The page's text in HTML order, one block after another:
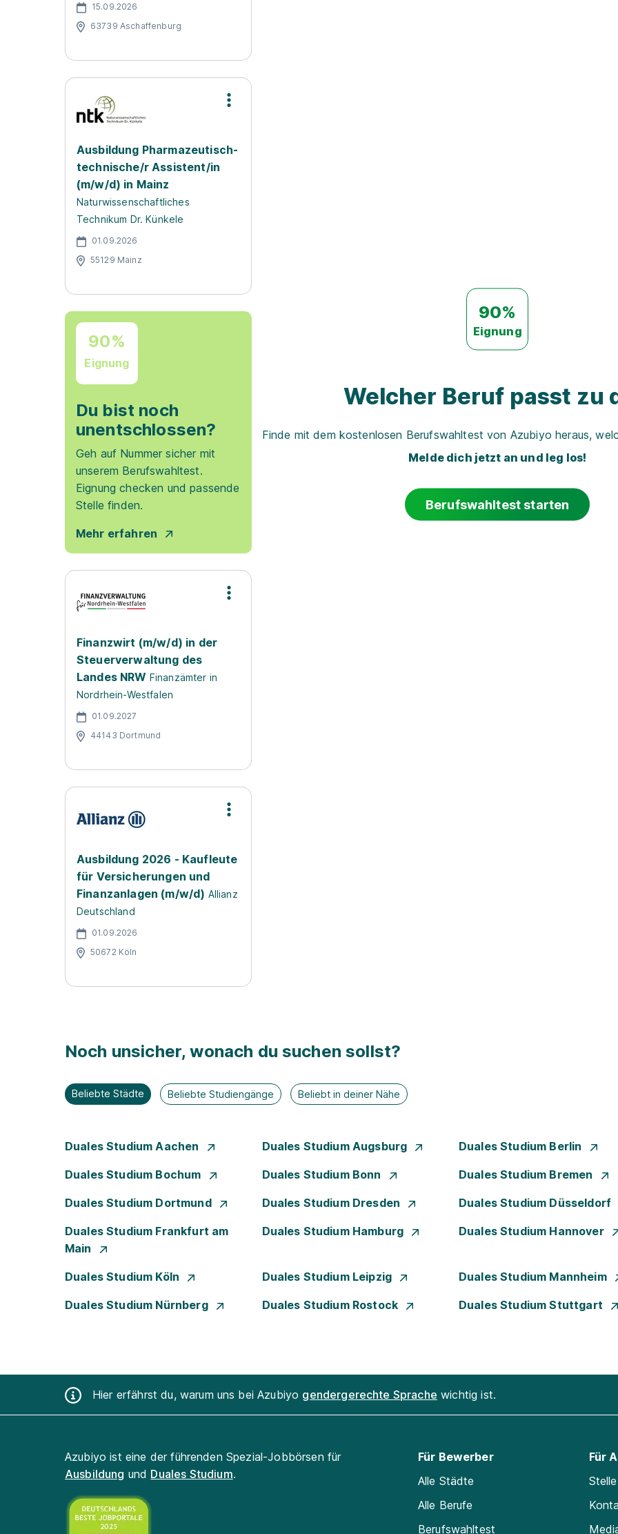
15.09.2026
63739 Aschaffenburg
Ausbildung Pharmazeutisch-
technische/r Assistent/in
(m/w/d) in Mainz
Naturwissenschaftliches
Technikum Dr. Künkele
01.09.2026
55129 Mainz
90%
Eignung
Du bist noch
unentschlossen?
Geh auf Nummer sicher mit
unserem Berufswahltest.
Eignung checken und passende
Stelle finden.
Mehr erfahren
Finanzwirt (m/w/d) in der
Steuerverwaltung des
Landes NRW Finanzämter in
Nordrhein-Westfalen
01.09.2027
44143 Dortmund
Ausbildung 2026 - Kaufleute
für Versicherungen und
Finanzanlagen (m/w/d) Allianz
Deutschland
01.09.2026
50672 Köln
90%
Eignung
Welcher Beruf passt zu
Finde mit dem kostenlosen Berufswahltest von Azubiyo heraus,
Melde dich jetzt an und leg los!
Berufswahltest starten
Noch unsicher, wonach du suchen sollst?
Beliebte Städte Beliebte Studiengänge Beliebt in deiner Nähe
Duales Studium Aachen Duales Studium Augsburg Duales Studium Berlin
Duales Studium Bochum Duales Studium Bonn Duales Studium Bremen
Duales Studium Dortmund Duales Studium Dresden Duales Studium Düsseldorf
Duales Studium Frankfurt am
Main
Duales Studium Hamburg Duales Studium Hannover
Duales Studium Köln Duales Studium Leipzig Duales Studium Mannheim
Duales Studium Nürnberg Duales Studium Rostock Duales Studium Stuttgart
Hier erfährst du, warum uns bei Azubiyo gendergerechte Sprache wichtig ist.
Azubiyo ist eine der führenden Spezial-Jobbörsen für
Ausbildung und Duales Studium.
Für Bewerber
Alle Städte
Alle Berufe
Berufswahltest
Für